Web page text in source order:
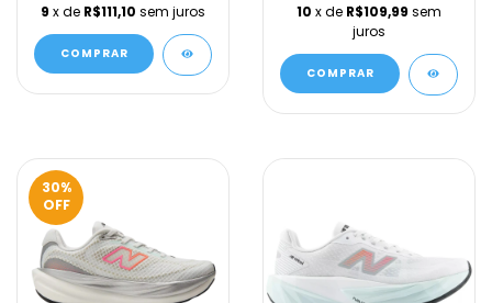
9 x de R$111,10 sem juros
COMPRAR
10 x de R$109,99 sem
juros
COMPRAR
30%
OFF